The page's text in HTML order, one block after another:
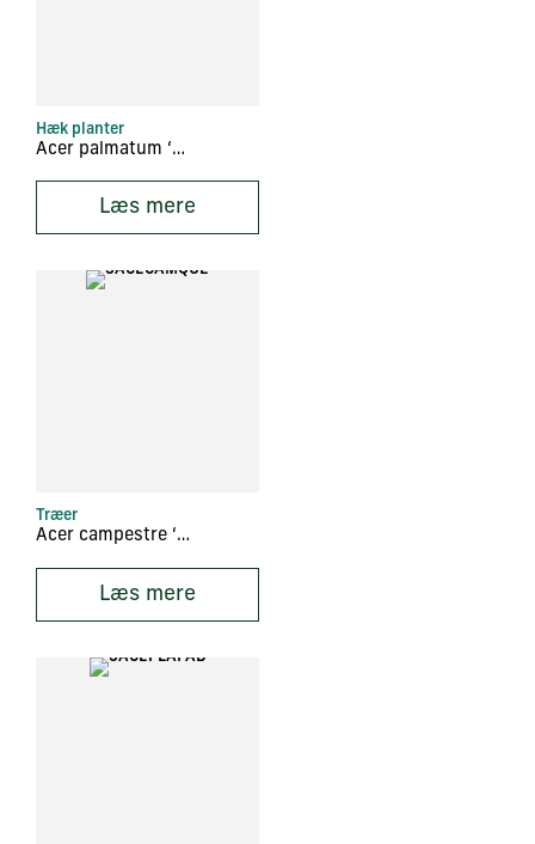
Hæk planter
Acer palmatum ‘Osakazuki’
Læs mere
Træer
Acer campestre ‘Queen Elisabeth’
Læs mere